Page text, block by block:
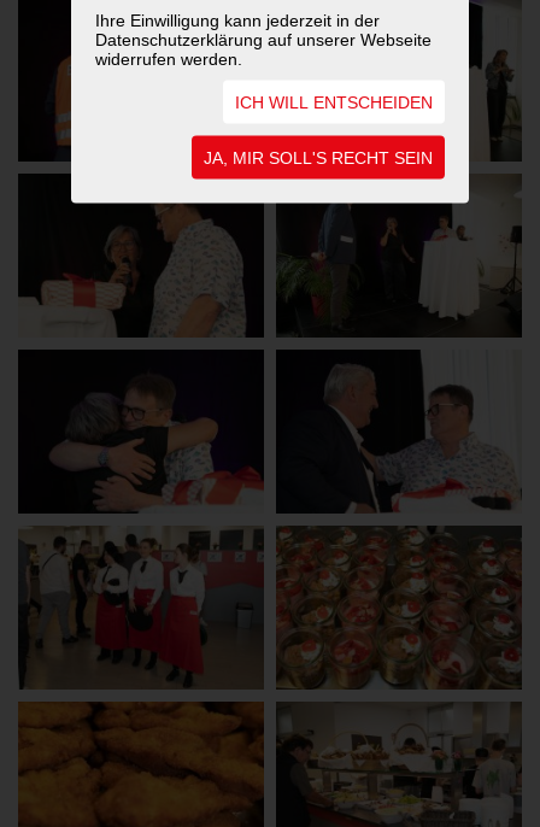
Ihre Einwilligung kann jederzeit in der
Datenschutzerklärung auf unserer Webseite
widerrufen werden.
ICH WILL ENTSCHEIDEN
JA, MIR SOLL'S RECHT SEIN